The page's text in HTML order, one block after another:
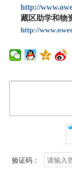
http://
藏区助学和物
http://
验证码：